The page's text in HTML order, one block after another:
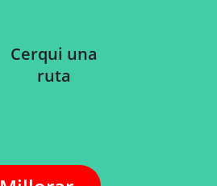
Cerqui una
ruta